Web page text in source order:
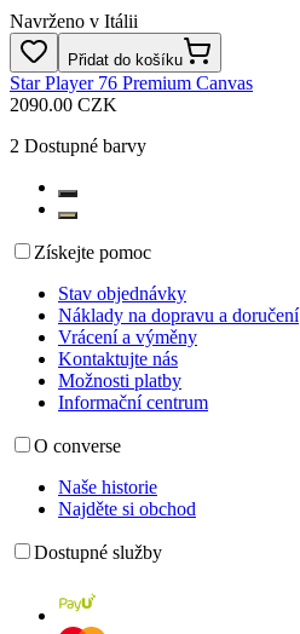
Navrženo v Itálii
Přidat do košíku
Star Player 76 Premium Canvas
2090.00 CZK
2 Dostupné barvy
Získejte pomoc
Stav objednávky
Náklady na dopravu a doručení
Vrácení a výměny
Kontaktujte nás
Možnosti platby
Informační centrum
O converse
Naše historie
Najděte si obchod
Dostupné služby